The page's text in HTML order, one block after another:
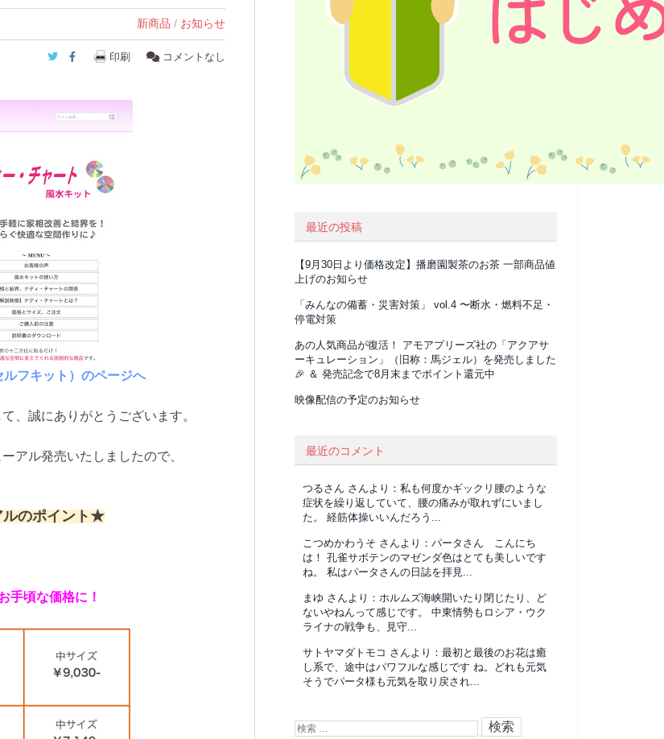
新商品 / お知らせ
Twitter
Facebook
印刷 コメントなし
フキット）のページへ
、誠にありがとうございます。
アル発売いたしましたので、
のポイント★
手頃な価格に！
最近の投稿
【9月30日より価格改定】播磨園製茶のお茶 一部商品値
上げのお知らせ
「みんなの備蓄・災害対策」 vol.4 〜断水・燃料不足・
停電対策
あの人気商品が復活！ アモアプリーズ社の「アクアサ
ーキュレーション」（旧称：馬ジェル）を発売しました
🎉 ＆ 発売記念で8月末までポイント還元中
映像配信の予定のお知らせ
最近のコメント
つるさん さんより： 私も何度かギックリ腰のような
症状を繰り返していて、腰の痛みが取れずにいまし
た。 経筋体操いいんだろう...
こつめかわうそ さんより： パータさん こんにち
は！ 孔雀サボテンのマゼンダ色はとても美しいです
ね。 私はパータさんの日誌を拝見...
まゆ さんより： ホルムズ海峡開いたり閉じたり、ど
ないやねんって感じです。 中東情勢もロシア・ウク
ライナの戦争も、見守...
サトヤマダトモコ さんより： 最初と最後のお花は癒
し系で、途中はパワフルな感じです ね。どれも元気
そうでパータ様も元気を取り戻され...